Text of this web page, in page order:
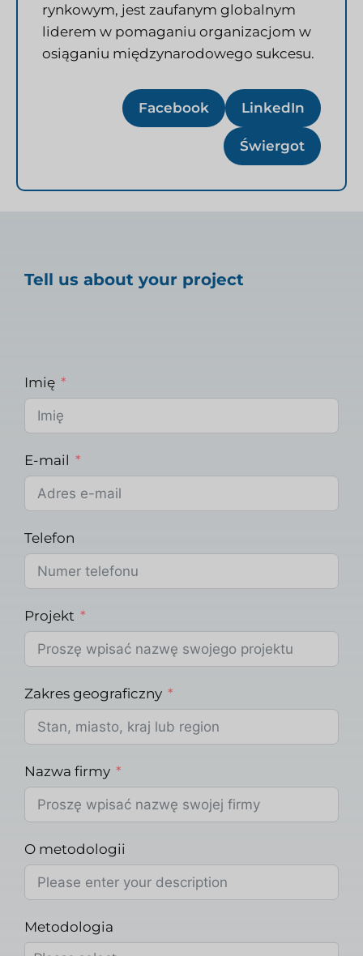
rynkowym, jest zaufanym globalnym
liderem w pomaganiu organizacjom w
osiąganiu międzynarodowego sukcesu.
Facebook LinkedIn
Świergot
Tell us about your project
Imię
E-mail
Telefon
Projekt
Zakres geograficzny
Nazwa firmy
O metodologii
Metodologia